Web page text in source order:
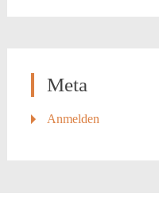
Meta
Anmelden